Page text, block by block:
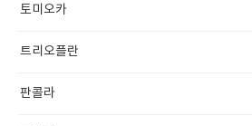
토미오카
트리오플란
판콜라